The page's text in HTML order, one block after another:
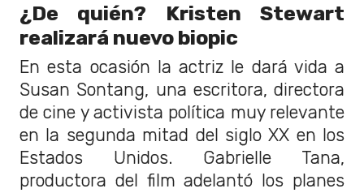
¿De quién? Kristen Stewart
realizará nuevo biopic
En esta ocasión la actriz le dará vida a
Susan Sontang, una escritora, directora
de cine y activista política muy relevante
en la segunda mitad del siglo XX en los
Estados Unidos. Gabrielle Tana,
productora del film adelantó los planes